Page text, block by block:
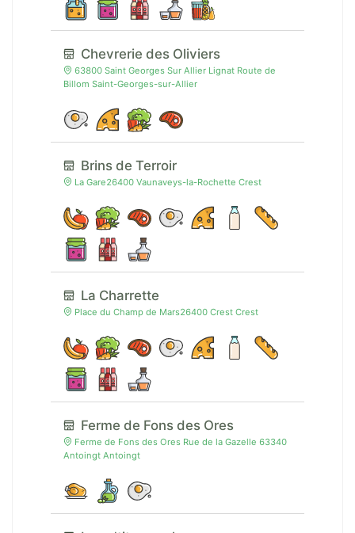
Chevrerie des Oliviers
63800 Saint Georges Sur Allier Lignat Route de
Billom Saint-Georges-sur-Allier
Brins de Terroir
La Gare26400 Vaunaveys-la-Rochette Crest
La Charrette
Place du Champ de Mars26400 Crest Crest
Ferme de Fons des Ores
Ferme de Fons des Ores Rue de la Gazelle 63340
Antoingt Antoingt